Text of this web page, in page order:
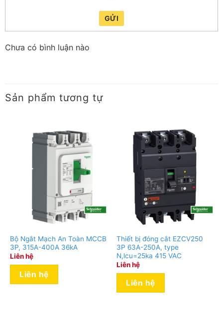
GỬI
Chưa có bình luận nào
Sản phẩm tương tự
Bộ Ngắt Mạch An Toàn MCCB
3P, 315A-400A 36kA
Liên hệ
Liên hệ
Thiết bị đóng cắt EZCV250
3P 63A-250A, type
N,lcu=25ka 415 VAC
Liên hệ
Liên hệ